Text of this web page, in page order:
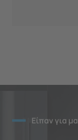
Είπαν για